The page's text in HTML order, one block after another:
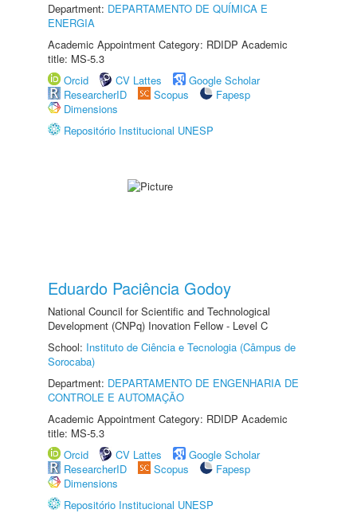
Department: DEPARTAMENTO DE QUÍMICA E
ENERGIA
Academic Appointment Category: RDIDP Academic
title: MS-5.3
Orcid
CV Lattes
Google Scholar
ResearcherID
Scopus
Fapesp
Dimensions
Repositório Institucional UNESP
Eduardo Paciência Godoy
National Council for Scientific and Technological
Development (CNPq) Inovation Fellow - Level C
School: Instituto de Ciência e Tecnologia (Câmpus de
Sorocaba)
Department: DEPARTAMENTO DE ENGENHARIA DE
CONTROLE E AUTOMAÇÃO
Academic Appointment Category: RDIDP Academic
title: MS-5.3
Orcid
CV Lattes
Google Scholar
ResearcherID
Scopus
Fapesp
Dimensions
Repositório Institucional UNESP